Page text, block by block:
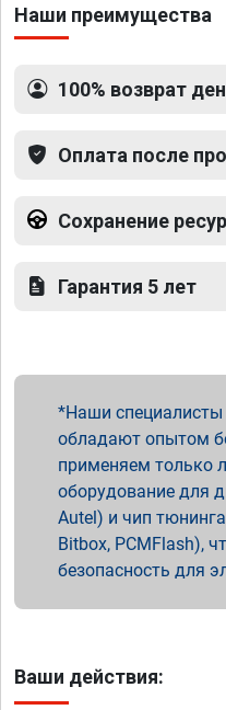
Наши преимущества
100% возврат
Оплата после
Сохранение
Гарантия 5 лет
Наши
обладают опытом
применяем только
оборудование для
Autel) и чип
Bitbox, PCMFlash),
безопасность для
Ваши действия: